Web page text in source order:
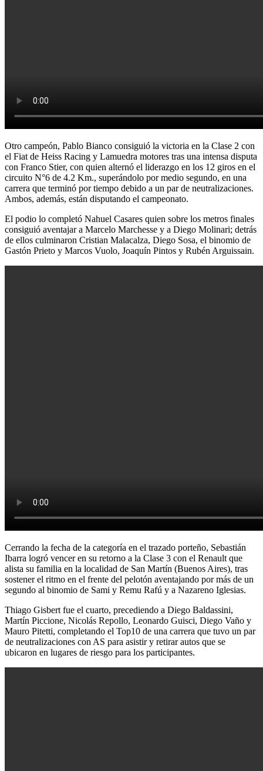
Otro campeón, Pablo Bianco consiguió la victoria en la Clase 2 con
el Fiat de Heiss Racing y Lamuedra motores tras una intensa disputa
con Franco Stier, con quien alternó el liderazgo en los 12 giros en el
circuito N°6 de 4.2 Km., superándolo por medio segundo, en una
carrera que terminó por tiempo debido a un par de neutralizaciones.
Ambos, además, están disputando el campeonato.
El podio lo completó Nahuel Casares quien sobre los metros finales
consiguió aventajar a Marcelo Marchesse y a Diego Molinari; detrás
de ellos culminaron Cristian Malacalza, Diego Sosa, el binomio de
Gastón Prieto y Marcos Vuolo, Joaquín Pintos y Rubén Arguissain.
Cerrando la fecha de la categoría en el trazado porteño, Sebastián
Ibarra logró vencer en su retorno a la Clase 3 con el Renault que
alista su familia en la localidad de San Martín (Buenos Aires), tras
sostener el ritmo en el frente del pelotón aventajando por más de un
segundo al binomio de Sami y Remu Rafú y a Nazareno Iglesias.
Thiago Gisbert fue el cuarto, precediendo a Diego Baldassini,
Martín Piccione, Nicolás Repollo, Leonardo Guisci, Diego Vaño y
Mauro Pitetti, completando el Top10 de una carrera que tuvo un par
de neutralizaciones con AS para asistir y retirar autos que se
ubicaron en lugares de riesgo para los participantes.